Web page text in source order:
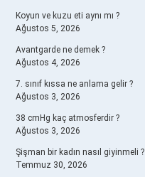
Koyun ve kuzu eti aynı mı ?
Ağustos 5, 2026
Avantgarde ne demek ?
Ağustos 4, 2026
7. sınıf kıssa ne anlama gelir ?
Ağustos 3, 2026
38 cmHg kaç atmosferdir ?
Ağustos 3, 2026
Şişman bir kadın nasıl giyinmeli ?
Temmuz 30, 2026